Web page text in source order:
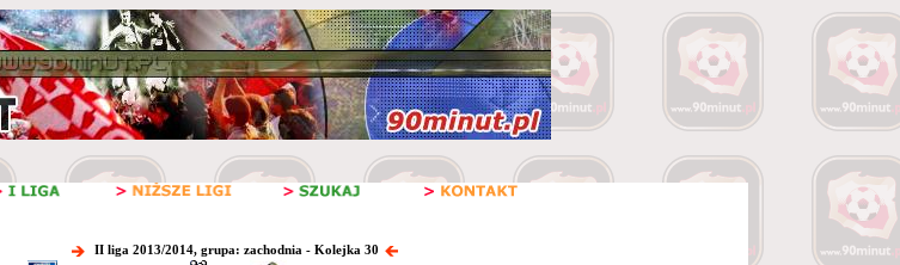
II liga 2013/2014, grupa: zachodnia - Kolejka 30